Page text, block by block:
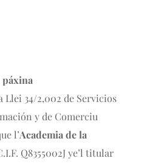
páxina
Llei 34/2,002 de Servicios
y de Comerciu
l’Academia de la
Q8355002J ye’l titular